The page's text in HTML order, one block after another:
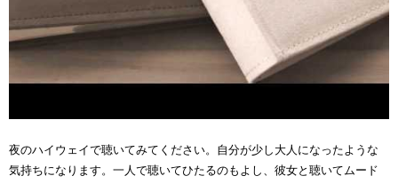
夜のハイウェイで聴いてみてください。自分が少し大人になったような
気持ちになります。一人で聴いてひたるのもよし、彼女と聴いてムード